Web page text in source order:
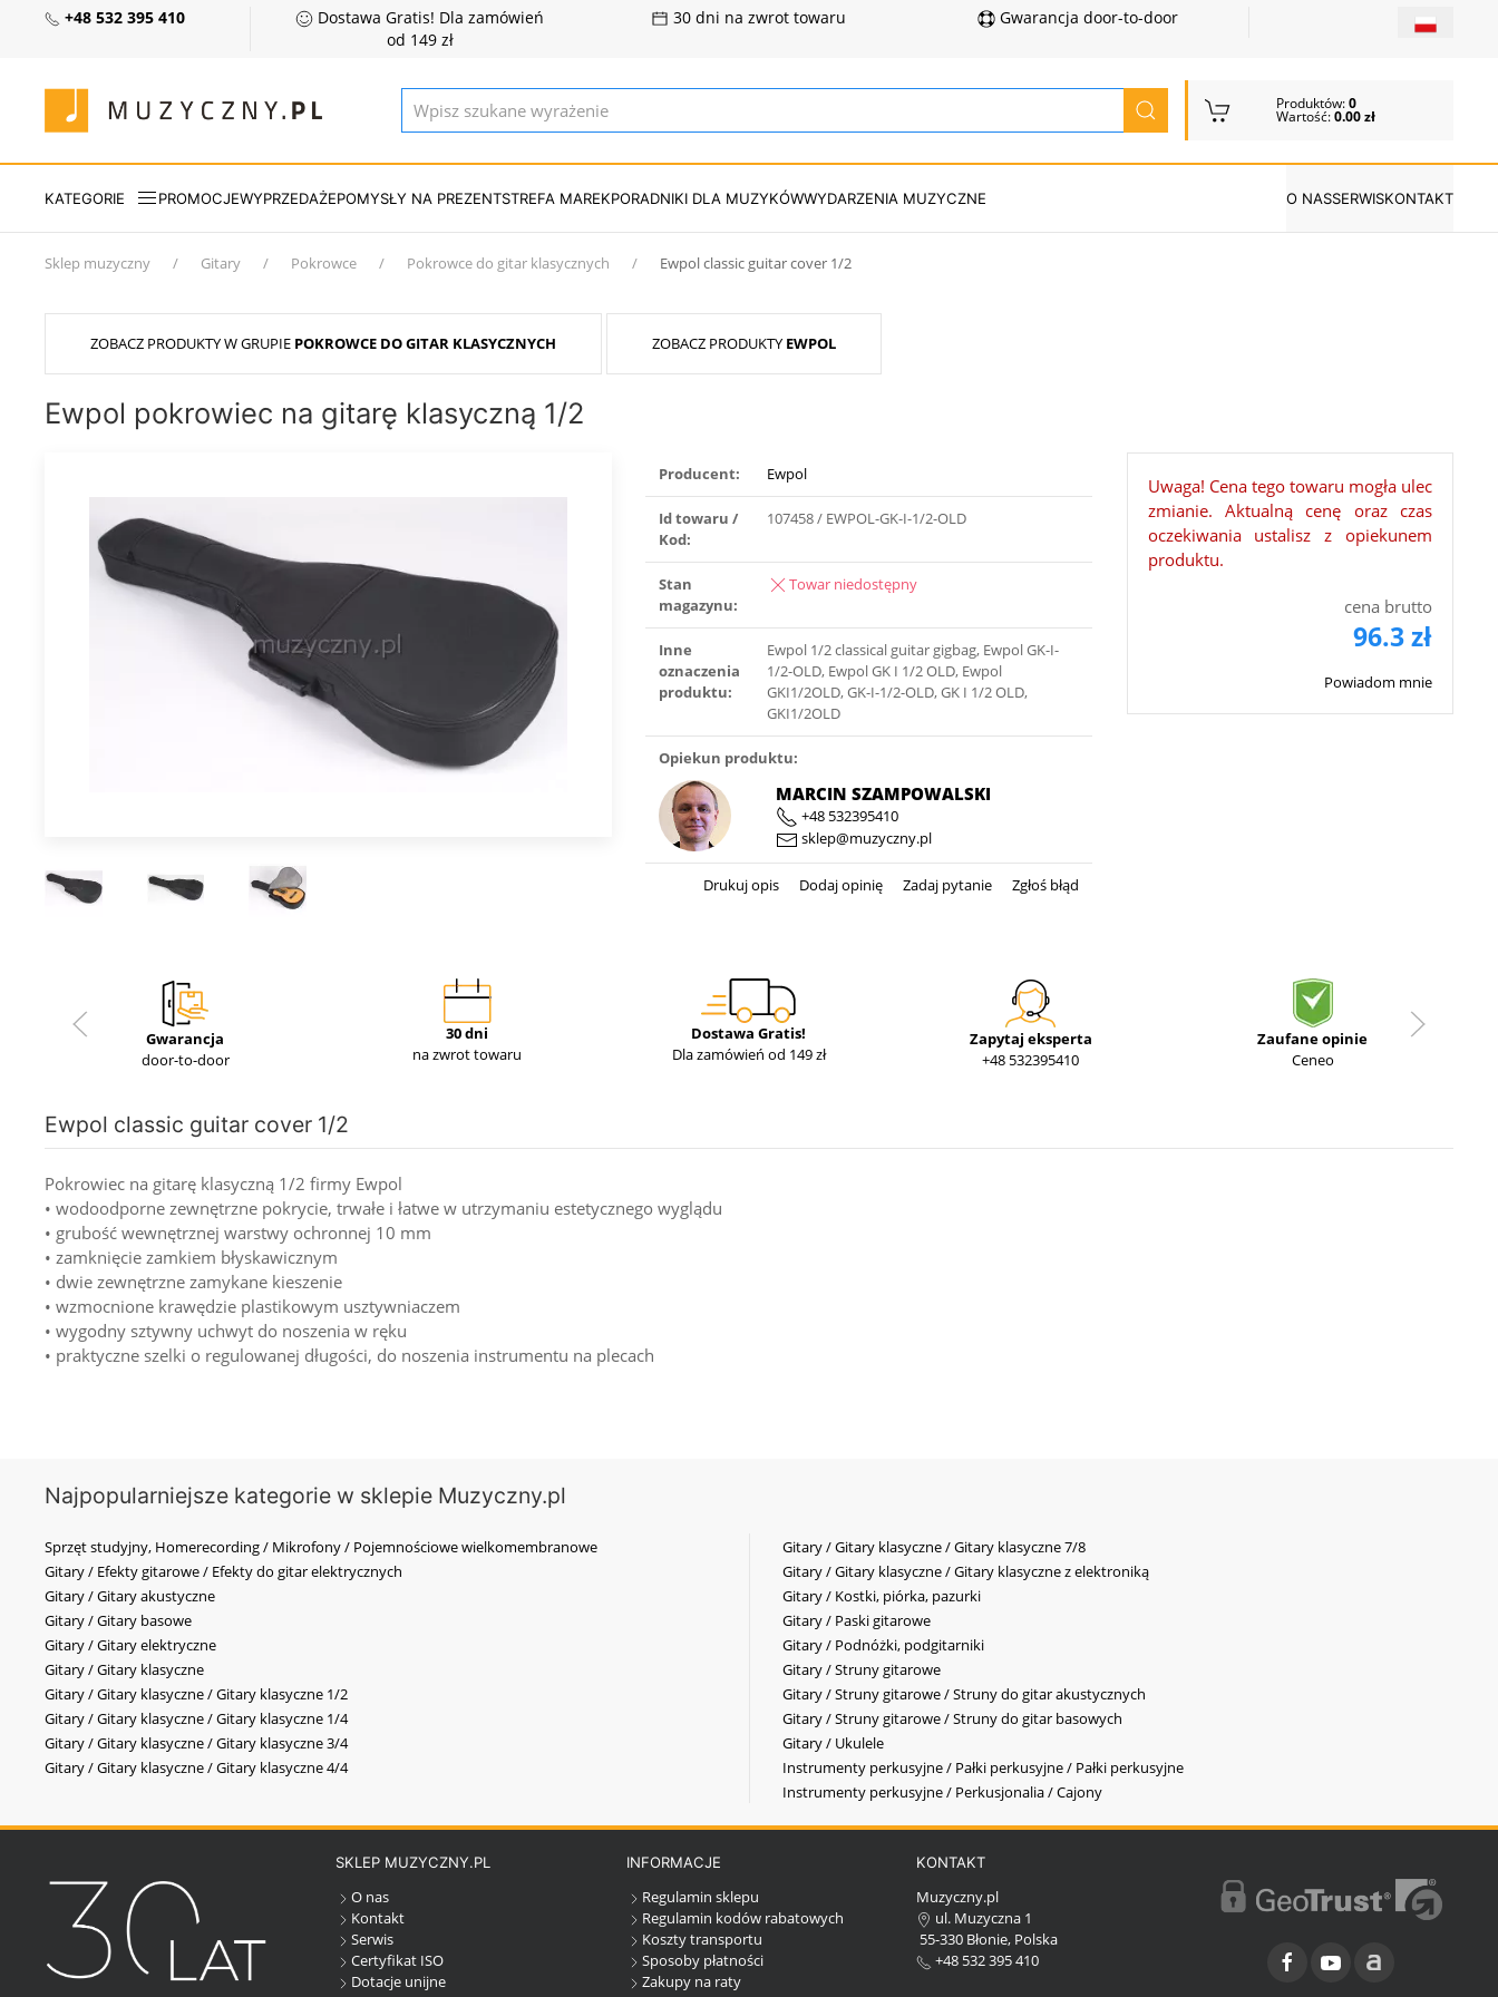
+48 532 395 410
Dostawa Gratis! Dla zamówień
od 149 zł
30 dni na zwrot towaru Gwarancja door-to-door
Produktów:0
Wartość:0.00 zł
KATEGORIE PROMOCJEWYPRZEDAŻEPOMYSŁY NA PREZENTSTREFA MAREKPORADNIKI DLA MUZYKÓWWYDARZENIA MUZYCZNE O NASSERWISKONTAKT
Sklep muzyczny Gitary Pokrowce Pokrowce do gitar klasycznych Ewpol classic guitar cover 1/2
ZOBACZ PRODUKTY W GRUPIE POKROWCE DO GITAR KLASYCZNYCH ZOBACZ PRODUKTY EWPOL
Ewpol pokrowiec na gitarę klasyczną 1/2
Producent: Ewpol
Id towaru /
Kod:
107458 / EWPOL-GK-I-1/2-OLD
Stan
magazynu:
Towar niedostępny
Inne
oznaczenia
produktu:
Ewpol 1/2 classical guitar gigbag, Ewpol GK-I-
1/2-OLD, Ewpol GK I 1/2 OLD, Ewpol
GKI1/2OLD, GK-I-1/2-OLD, GK I 1/2 OLD,
GKI1/2OLD
Opiekun produktu:
MARCIN SZAMPOWALSKI
+48 532395410
sklep@muzyczny.pl
Drukuj opis Dodaj opinię Zadaj pytanie Zgłoś błąd
Uwaga! Cena tego towaru mogła ulec
zmianie. Aktualną cenę oraz czas
oczekiwania ustalisz z opiekunem
produktu.
cena brutto
96.3 zł
Powiadom mnie
Gwarancja
door-to-door
30 dni
na zwrot towaru
Dostawa Gratis!
Dla zamówień od 149 zł
Zapytaj eksperta
+48 532395410
Zaufane opinie
Ceneo
Ewpol classic guitar cover 1/2
Pokrowiec na gitarę klasyczną 1/2 firmy Ewpol
• wodoodporne zewnętrzne pokrycie, trwałe i łatwe w utrzymaniu estetycznego wyglądu
• grubość wewnętrznej warstwy ochronnej 10 mm
• zamknięcie zamkiem błyskawicznym
• dwie zewnętrzne zamykane kieszenie
• wzmocnione krawędzie plastikowym usztywniaczem
• wygodny sztywny uchwyt do noszenia w ręku
• praktyczne szelki o regulowanej długości, do noszenia instrumentu na plecach
Najpopularniejsze kategorie w sklepie Muzyczny.pl
Sprzęt studyjny, Homerecording / Mikrofony / Pojemnościowe wielkomembranowe
Gitary / Efekty gitarowe / Efekty do gitar elektrycznych
Gitary / Gitary akustyczne
Gitary / Gitary basowe
Gitary / Gitary elektryczne
Gitary / Gitary klasyczne
Gitary / Gitary klasyczne / Gitary klasyczne 1/2
Gitary / Gitary klasyczne / Gitary klasyczne 1/4
Gitary / Gitary klasyczne / Gitary klasyczne 3/4
Gitary / Gitary klasyczne / Gitary klasyczne 4/4
Gitary / Gitary klasyczne / Gitary klasyczne 7/8
Gitary / Gitary klasyczne / Gitary klasyczne z elektroniką
Gitary / Kostki, piórka, pazurki
Gitary / Paski gitarowe
Gitary / Podnóżki, podgitarniki
Gitary / Struny gitarowe
Gitary / Struny gitarowe / Struny do gitar akustycznych
Gitary / Struny gitarowe / Struny do gitar basowych
Gitary / Ukulele
Instrumenty perkusyjne / Pałki perkusyjne / Pałki perkusyjne
Instrumenty perkusyjne / Perkusjonalia / Cajony
SKLEP MUZYCZNY.PL
O nas
Kontakt
Serwis
Certyfikat ISO
Dotacje unijne
INFORMACJE
Regulamin sklepu
Regulamin kodów rabatowych
Koszty transportu
Sposoby płatności
Zakupy na raty
KONTAKT
Muzyczny.pl
ul. Muzyczna 1
55-330 Błonie, Polska
+48 532 395 410